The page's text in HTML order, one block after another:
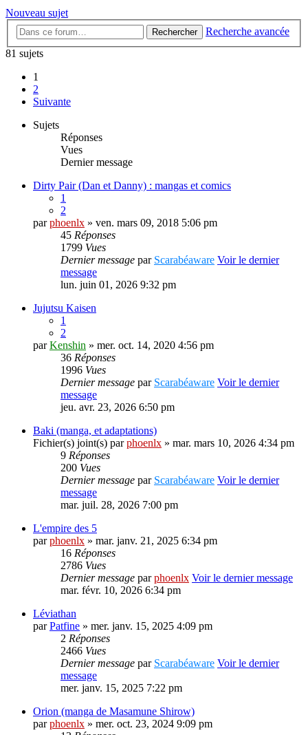
Nouveau sujet
Rechercher
Recherche avancée
81 sujets
1
2
Suivante
Sujets
Réponses
Vues
Dernier message
Dirty Pair (Dan et Danny) : mangas et comics
1
2
parphoenlx » ven. mars 09, 2018 5:06 pm
45 Réponses
1799 Vues
Dernier message par Scarabéaware Voir le dernier
message
lun. juin 01, 2026 9:32 pm
Jujutsu Kaisen
1
2
parKenshin » mer. oct. 14, 2020 4:56 pm
36 Réponses
1996 Vues
Dernier message par Scarabéaware Voir le dernier
message
jeu. avr. 23, 2026 6:50 pm
Baki (manga, et adaptations)
Fichier(s) joint(s) parphoenlx » mar. mars 10, 2026 4:34 pm
9 Réponses
200 Vues
Dernier message par Scarabéaware Voir le dernier
message
mar. juil. 28, 2026 7:00 pm
L'empire des 5
parphoenlx » mar. janv. 21, 2025 6:34 pm
16 Réponses
2786 Vues
Dernier message parphoenlx Voir le dernier message
mar. févr. 10, 2026 6:34 pm
Léviathan
parPatfine » mer. janv. 15, 2025 4:09 pm
2 Réponses
2466 Vues
Dernier message par Scarabéaware Voir le dernier
message
mer. janv. 15, 2025 7:22 pm
Orion (manga de Masamune Shirow)
parphoenlx » mer. oct. 23, 2024 9:09 pm